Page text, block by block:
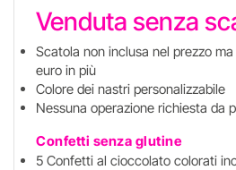
Venduta senza
Scatola non inclusa nel prezzo
euro in più
Colore dei nastri personalizzabile
Nessuna operazione richiesta da
Confetti senza glutine
5 Confetti al cioccolato colorati